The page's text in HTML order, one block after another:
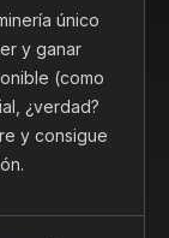
único
y ganar
(como
¿verdad?
y consigue